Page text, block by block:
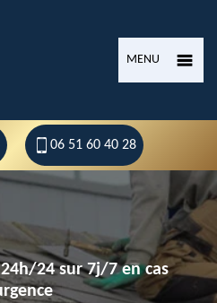
MENU
06 51 60 40 28
24 sur 7j/7 en cas